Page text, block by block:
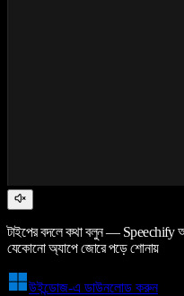
টাইপের বদলে কথা বলুন — Speechify
যেকোনো অ্যাপে জোরে পড়ে শোনায়
উইন্ডোজ-এ ডাউনলোড করুন